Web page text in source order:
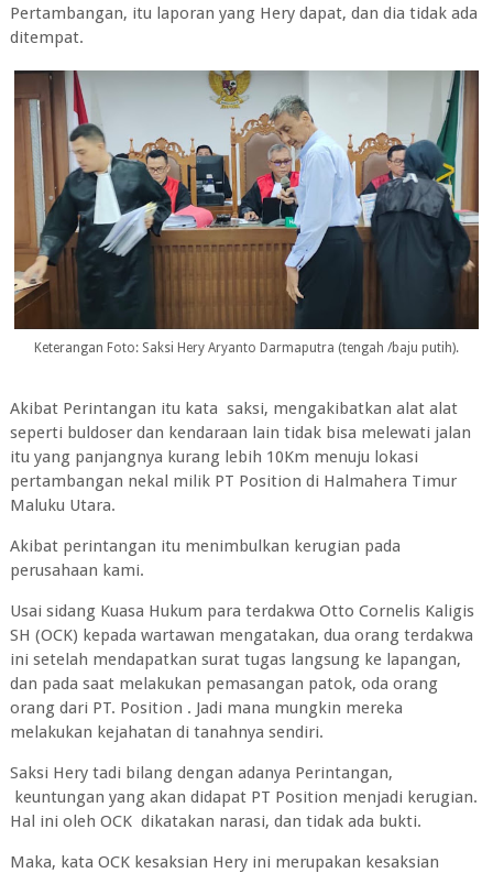
Pertambangan, itu laporan yang Hery dapat, dan dia tidak ada
ditempat.
Keterangan Foto: Saksi Hery Aryanto Darmaputra (tengah /baju putih).
Akibat Perintangan itu kata saksi, mengakibatkan alat alat
seperti buldoser dan kendaraan lain tidak bisa melewati jalan
itu yang panjangnya kurang lebih 10Km menuju lokasi
pertambangan nekal milik PT Position di Halmahera Timur
Maluku Utara.
Akibat perintangan itu menimbulkan kerugian pada
perusahaan kami.
Usai sidang Kuasa Hukum para terdakwa Otto Cornelis Kaligis
SH (OCK) kepada wartawan mengatakan, dua orang terdakwa
ini setelah mendapatkan surat tugas langsung ke lapangan,
dan pada saat melakukan pemasangan patok, oda orang
orang dari PT. Position . Jadi mana mungkin mereka
melakukan kejahatan di tanahnya sendiri.
Saksi Hery tadi bilang dengan adanya Perintangan,
keuntungan yang akan didapat PT Position menjadi kerugian.
Hal ini oleh OCK dikatakan narasi, dan tidak ada bukti.
Maka, kata OCK kesaksian Hery ini merupakan kesaksian